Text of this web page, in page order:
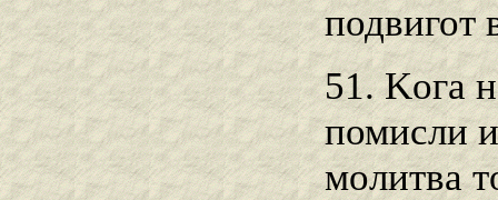
подвигот
51. Koгa
помисли
молитва